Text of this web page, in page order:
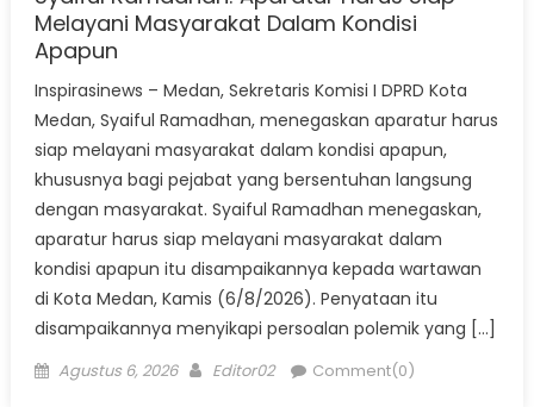
Melayani Masyarakat Dalam Kondisi
Apapun
Inspirasinews – Medan, Sekretaris Komisi I DPRD Kota
Medan, Syaiful Ramadhan, menegaskan aparatur harus
siap melayani masyarakat dalam kondisi apapun,
khususnya bagi pejabat yang bersentuhan langsung
dengan masyarakat. Syaiful Ramadhan menegaskan,
aparatur harus siap melayani masyarakat dalam
kondisi apapun itu disampaikannya kepada wartawan
di Kota Medan, Kamis (6/8/2026). Penyataan itu
disampaikannya menyikapi persoalan polemik yang […]
Posted
Agustus 6, 2026 Author
Editor02 Comment(0)